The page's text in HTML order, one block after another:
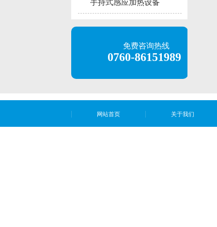
手持式感应加热设备
免费咨询热线
0760-86151989
网站首页 关于我们